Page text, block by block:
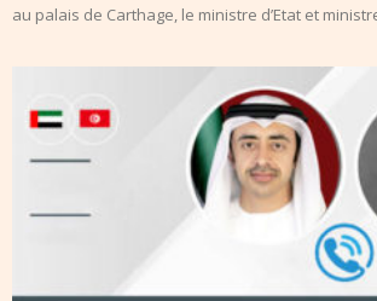
au palais de Carthage, le ministre d’Etat et